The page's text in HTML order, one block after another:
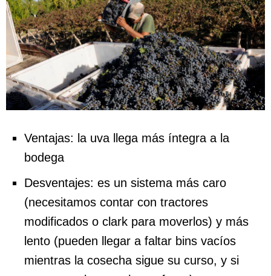
Ventajas: la uva llega más íntegra a la
bodega
Desventajes: es un sistema más caro
(necesitamos contar con tractores
modificados o clark para moverlos) y más
lento (pueden llegar a faltar bins vacíos
mientras la cosecha sigue su curso, y si